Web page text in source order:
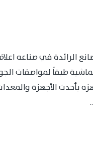
الرائدة في صناعه
طبقاً لمواصفات
بأحدث الأجهزة والمعدات